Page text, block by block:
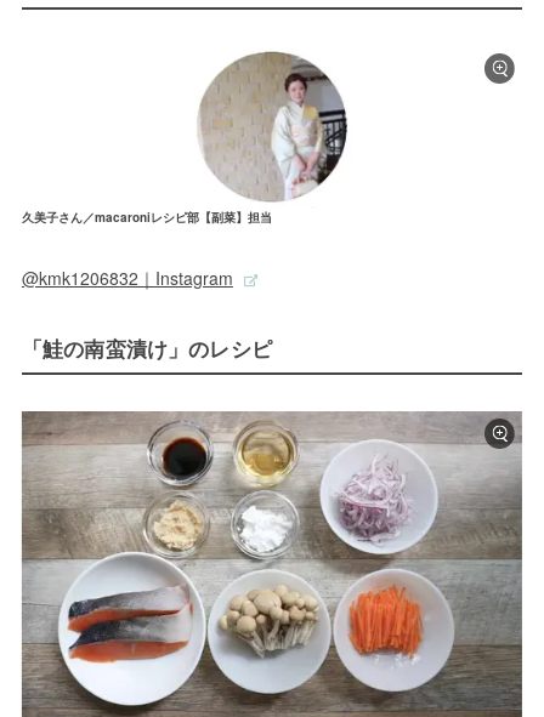
久美子さん／macaroniレシピ部【副菜】担当
@kmk1206832｜Instagram
「鮭の南蛮漬け」のレシピ